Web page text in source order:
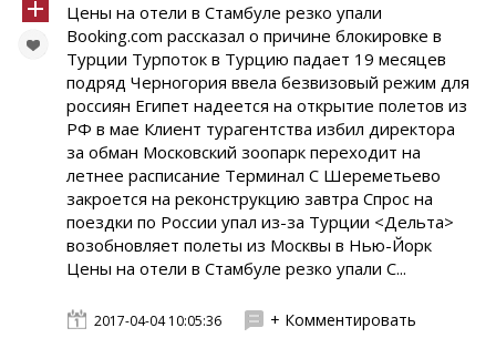
Цены на отели в Стамбуле резко упали
Booking.com рассказал о причине блокировке в
Турции Турпоток в Турцию падает 19 месяцев
подряд Черногория ввела безвизовый режим для
россиян Египет надеется на открытие полетов из
РФ в мае Клиент турагентства избил директора
за обман Московский зоопарк переходит на
летнее расписание Терминал С Шереметьево
закроется на реконструкцию завтра Спрос на
поездки по России упал из-за Турции <Дельта>
возобновляет полеты из Москвы в Нью-Йорк
Цены на отели в Стамбуле резко упали С...
2017-04-04 10:05:36 + Комментировать